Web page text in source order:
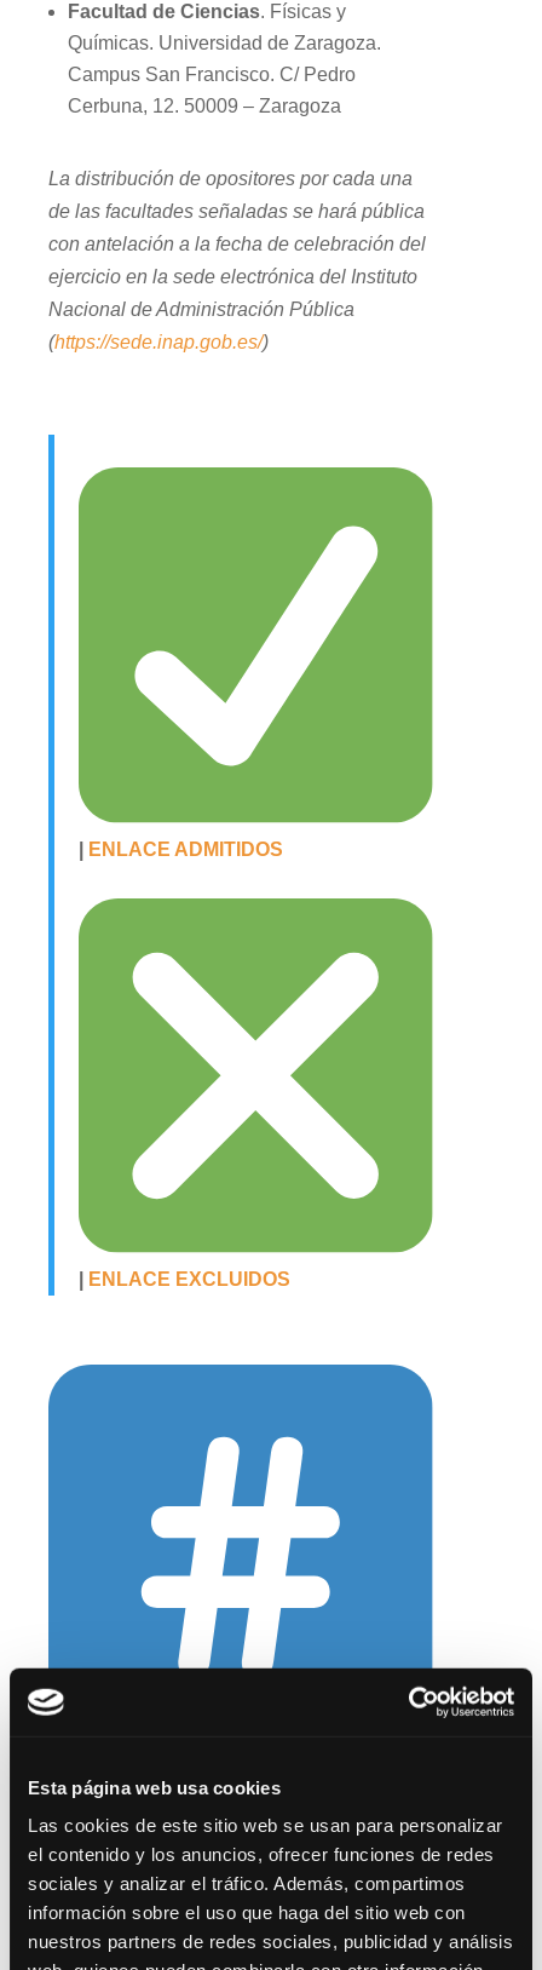
Esta página web usa cookies
Las cookies de este sitio web se usan para personalizar
el contenido y los anuncios, ofrecer funciones de redes
sociales y analizar el tráfico. Además, compartimos
información sobre el uso que haga del sitio web con
nuestros partners de redes sociales, publicidad y análisis
Facultad de Ciencias. Físicas y
Químicas. Universidad de Zaragoza.
Campus San Francisco. C/ Pedro
Cerbuna, 12. 50009 – Zaragoza
La distribución de opositores por cada una
de las facultades señaladas se hará pública
con antelación a la fecha de celebración del
ejercicio en la sede electrónica del Instituto
Nacional de Administración Pública
(https://sede.inap.gob.es/)
ENLACE ADMITIDOS
ENLACE EXCLUIDOS
¡Pídenos más